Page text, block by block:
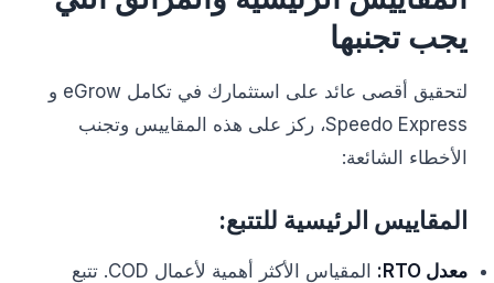
يجب تجنبها
لتحقيق أقصى عائد على استثمارك في تكامل eGrow و
Speedo Express، ركز على هذه المقاييس وتجنب
الأخطاء الشائعة:
المقاييس الرئيسية للتتبع:
معدل RTO:
المقياس الأكثر أهمية لأعمال COD. تتبع